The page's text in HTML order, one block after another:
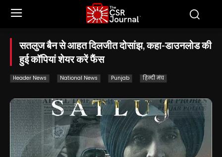
सतलुज बैन से आहत दिलजीत दोसांझ, कहा-डाउनलोड की
हुई कॉपियां शेयर करें फैंस
Header News National News Punjab हिन्दी मंच